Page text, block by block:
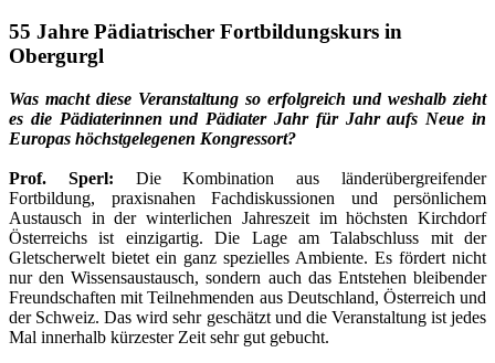
55 Jahre Pädiatrischer Fortbildungskurs in
Obergurgl
Was macht diese Veranstaltung so erfolgreich und weshalb zieht
es die Pädiaterinnen und Pädiater Jahr für Jahr aufs Neue in
Europas höchstgelegenen Kongressort?
Prof. Sperl: Die Kombination aus länderübergreifender
Fortbildung, praxisnahen Fachdiskussionen und persönlichem
Austausch in der winterlichen Jahreszeit im höchsten Kirchdorf
Österreichs ist einzigartig. Die Lage am Talabschluss mit der
Gletscherwelt bietet ein ganz spezielles Ambiente. Es fördert nicht
nur den Wissensaustausch, sondern auch das Entstehen bleibender
Freundschaften mit Teilnehmenden aus Deutschland, Österreich und
der Schweiz. Das wird sehr geschätzt und die Veranstaltung ist jedes
Mal innerhalb kürzester Zeit sehr gut gebucht.